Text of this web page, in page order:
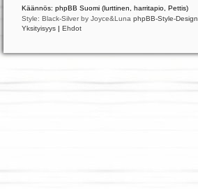
Käännös: phpBB Suomi (lurttinen, harritapio, Pettis)
Style: Black-Silver by Joyce&Luna phpBB-Style-Design
Yksityisyys | Ehdot